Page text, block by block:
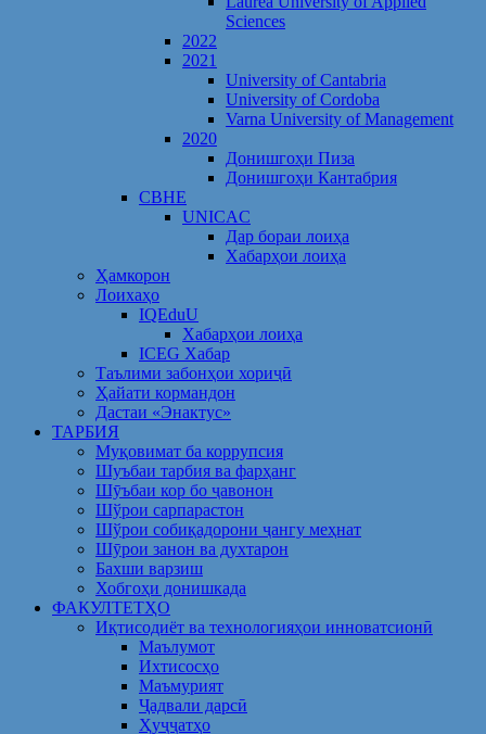
Sciences
2022
2021
University of Cantabria
University of Cordoba
Varna University of Management
2020
Донишгоҳи Пиза
Донишгоҳи Кантабрия
CBHE
UNICAC
Дар бораи лоиҳа
Хабарҳои лоиҳа
Ҳамкорон
Лоихаҳо
IQEduU
Хабарҳои лоиҳа
ICEG Хабар
Таълими забонҳои хориҷӣ
Ҳайати кормандон
Дастаи «Энактус»
ТАРБИЯ
Муқовимат ба коррупсия
Шуъбаи тарбия ва фарҳанг
Шӯъбаи кор бо ҷавонон
Шўрои сарпарастон
Шўрои собиқадорони ҷангу меҳнат
Шӯрои занон ва духтарон
Бахши варзиш
Хобгоҳи донишкада
ФАКУЛТЕТҲО
Иқтисодиёт ва технологияҳои инноватсионӣ
Маълумот
Ихтисосҳо
Маъмурият
Ҷадвали дарсӣ
Ҳуҷҷатҳо